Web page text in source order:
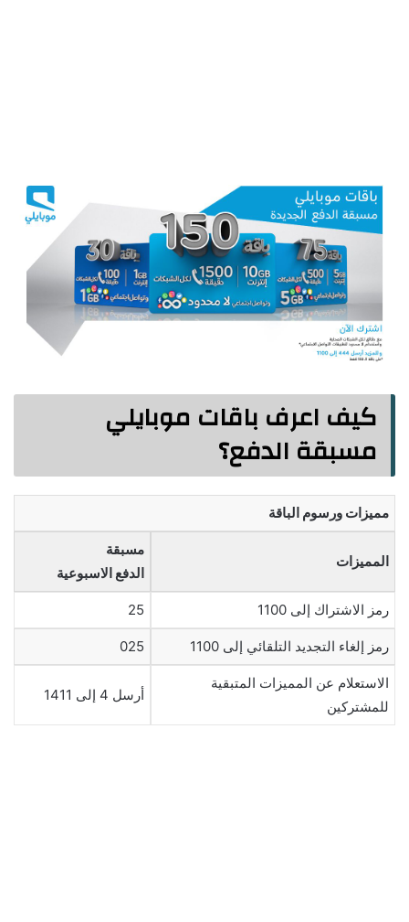
كيف اعرف باقات موبايلي
مسبقة الدفع؟
مميزات ورسوم الباقة
المميزات
مسبقة
الدفع الاسبوعية
رمز الاشتراك إلى 1100 25
رمز إلغاء التجديد التلقائي إلى 1100 025
الاستعلام عن المميزات المتبقية
للمشتركين
أرسل 4 إلى 1411